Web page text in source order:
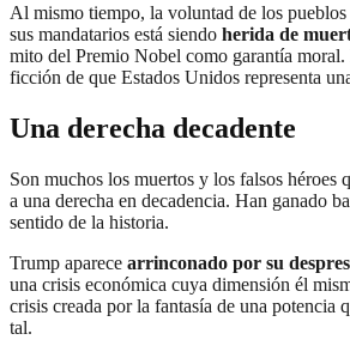
Al mismo tiempo, la voluntad de los
sus mandatarios está siendo herida de
mito del Premio Nobel como garantía moral.
ficción de que Estados Unidos representa
Una derecha decadente
Son muchos los muertos y los falsos héroes
a una derecha en decadencia. Han ganado
sentido de la historia.
Trump aparece arrinconado por su
una crisis económica cuya dimensión él
crisis creada por la fantasía de una potencia
tal.